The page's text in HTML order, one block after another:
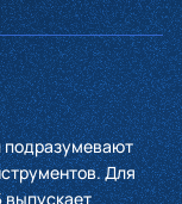
подразумевают
Для
выпускает